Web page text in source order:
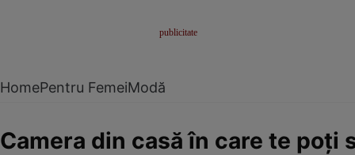
HomePentru FemeiModă
Camera din casă în care te poţi